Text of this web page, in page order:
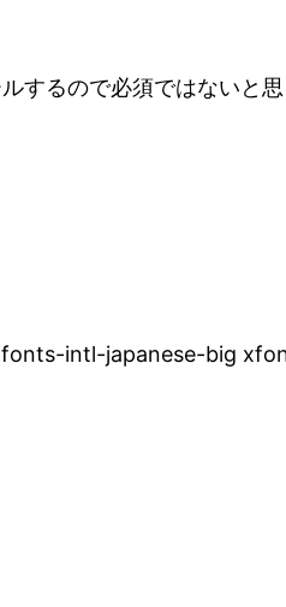
するので必須ではないと思
intl-japanese-big